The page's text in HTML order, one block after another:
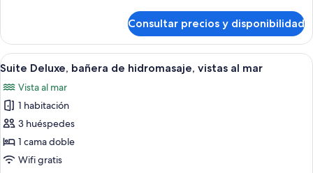
2
individuales,
vistas
a
la
montaña
con
cama
o
2
individuales,
vistas
a
la
montaña
Consultar precios y disponibilidad
Abrir
todas
las
fotos
de
Suite
Deluxe,
18
Suite Deluxe, bañera de hidromasaje, vistas al mar
Vista al mar
1 habitación
3 huéspedes
1 cama doble
Wifi gratis